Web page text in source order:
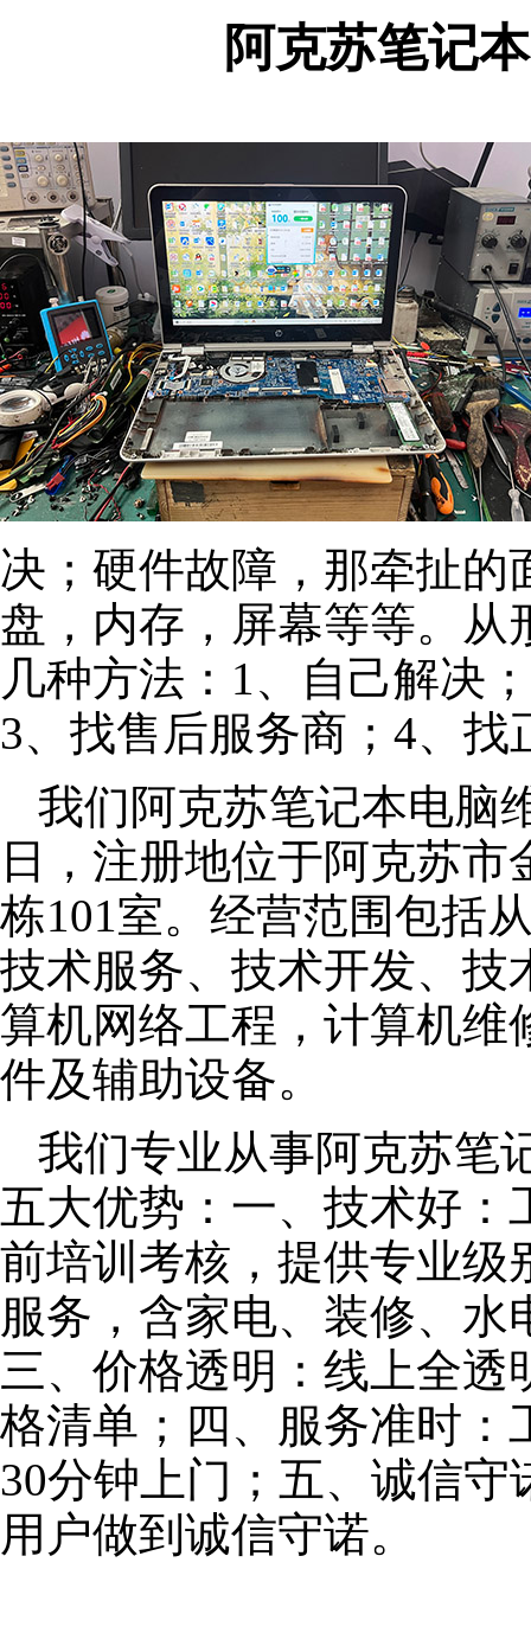
阿克苏笔记
决；硬件故障，那牵扯的
盘，内存，屏幕等等。从
几种方法：1、自己解决
3、找售后服务商；4、找
我们阿克苏笔记本电脑
日，注册地位于阿克苏
栋101室。经营范围包括
技术服务、技术开发、技
算机网络工程，计算机维
件及辅助设备。
我们专业从事阿克苏笔
五大优势：一、技术好
前培训考核，提供专业级
服务，含家电、装修、
三、价格透明：线上全
格清单；四、服务准时：
30分钟上门；五、诚信
用户做到诚信守诺。